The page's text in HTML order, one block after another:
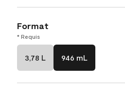
Format
* Requis
3,78 L 946 mL